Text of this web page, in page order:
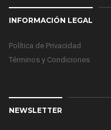
INFORMACIÓN LEGAL
Política de Privacidad
Términos y Condiciones
NEWSLETTER